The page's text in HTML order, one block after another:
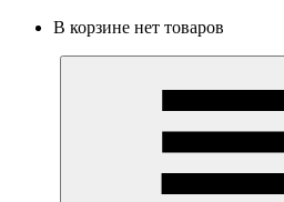
В корзине нет товаров